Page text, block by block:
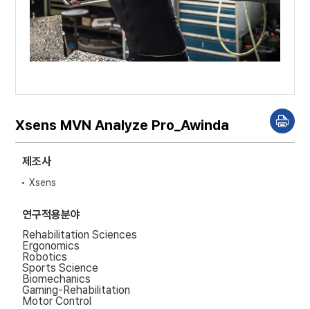
P
r
i
Xsens MVN Analyze Pro_Awinda
제조사
Xsens
연구적용분야
Rehabilitation Sciences
Ergonomics
Robotics
Sports Science
Biomechanics
Gaming-Rehabilitation
Motor Control